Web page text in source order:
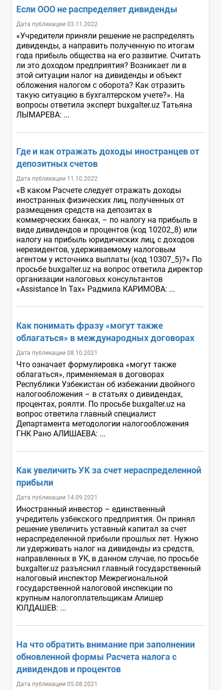
Если ООО не распределяет дивиденды
Дата публикации 03.11.2022
«Учредители приняли решение не распределять
дивиденды, а направить полученную по итогам
года прибыль общества на его развитие. Считать
ли это доходом предприятия? Возникает ли в
этой ситуации налог на дивиденды и объект
обложения налогом с оборота? Как отразить
такую ситуацию в бухгалтерском учете?». На
вопросы ответила эксперт buxgalter.uz Татьяна
ЛЫМАРЕВА: ...
Где и как отражать доходы иностранцев от
депозитных счетов
Дата публикации 11.10.2022
«В каком Расчете следует отражать доходы
иностранных физических лиц, полученных от
размещения средств на депозитах в
коммерческих банках, – по налогу на прибыль в
виде дивидендов и процентов (код 10202_8) или
налогу на прибыль юридических лиц, с доходов
нерезидентов, удерживаемому налоговым
агентом у источника выплаты (код 10307_5)?» По
просьбе buxgalter.uz на вопрос ответила директор
организации налоговых консультантов
«Assistance In Tax» Радмила КАРИМОВА: ...
Как понимать фразу «могут также
облагаться» в международных договорах
Дата публикации 08.10.2021
Что означает формулировка «могут также
облагаться», применяемая в договорах
Республики Узбекистан об избежании двойного
налогообложения – в статьях о дивидендах,
процентах, роялти. По просьбе buxgalter.uz на
вопрос ответила главный специалист
Департамента методологии налогообложения
ГНК Рано АЛИШАЕВА: ...
Как увеличить УК за счет нераспределенной
прибыли
Дата публикации 14.09.2021
Иностранный инвестор – единственный
учредитель узбекского предприятия. Он принял
решение увеличить уставный капитал за счет
нераспределенной прибыли прошлых лет. Нужно
ли удерживать налог на дивиденды из средств,
направленных в УК, в данном случае, по просьбе
buxgalter.uz разъяснил главный государственный
налоговый инспектор Межрегиональной
государственной налоговой инспекции по
крупным налогоплательщикам Алишер
ЮЛДАШЕВ: ...
На что обратить внимание при заполнении
обновленной формы Расчета налога с
дивидендов и процентов
Дата публикации 05.08.2021